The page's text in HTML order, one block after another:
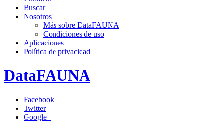
Buscar
Nosotros
Más sobre DataFAUNA
Condiciones de uso
Aplicaciones
Política de privacidad
DataFAUNA
Facebook
Twitter
Google+